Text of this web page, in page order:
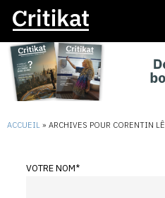
ACCUEIL » ARCHIVES POUR CORENTIN LÊ
VOTRE NOM*